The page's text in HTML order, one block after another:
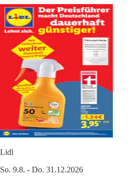
Lidl
So. 9.8. - Do. 31.12.2026